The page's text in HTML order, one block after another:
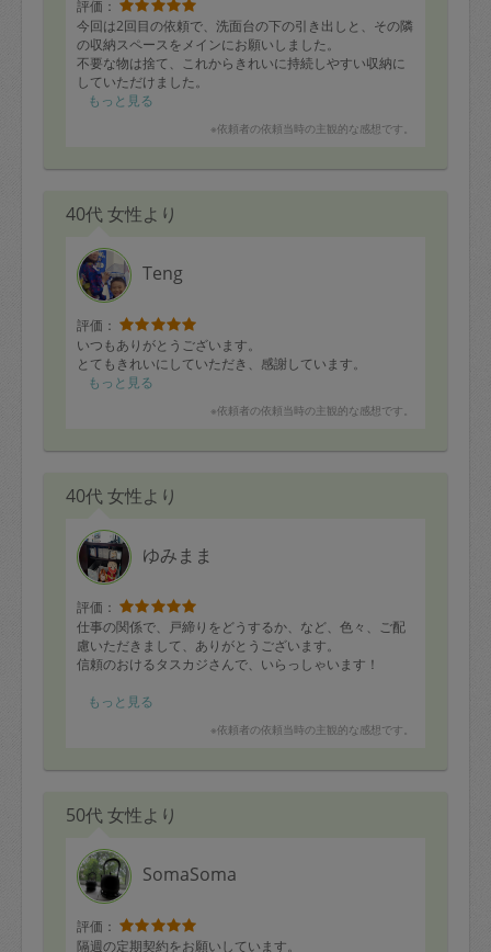
評価：
今回は2回目の依頼で、洗面台の下の引き出しと、その隣
の収納スペースをメインにお願いしました。
不要な物は捨て、これからきれいに持続しやすい収納に
していただけました。
2枠でしたので、時間があれば、ダイニングの収納家具の
ず、途中ですが、方向性が見えたので、これから少しず
主人の車用品が玄関と収納棚にあり、こちらもまとめて
と思っているので、またお願い出来ればと思います。
長時間、本当にありがとうございました。
もっと見る
※依頼者の依頼当時の主観的な感想です。
40代 女性より
Teng
評価：
いつもありがとうございます。
とてもきれいにしていただき、感謝しています。
もっと見る
※依頼者の依頼当時の主観的な感想です。
40代 女性より
ゆみまま
評価：
仕事の関係で、戸締りをどうするか、など、色々、ご配
慮いただきまして、ありがとうございます。
信頼のおけるタスカジさんで、いらっしゃいます！
ほぼほぼ、お任せコースで我が家の、寝室・リビング・
このお任せできる感じが、とても有難いです。
またよろしくお願い致します。
もっと見る
※依頼者の依頼当時の主観的な感想です。
50代 女性より
SomaSoma
評価：
隔週の定期契約をお願いしています。